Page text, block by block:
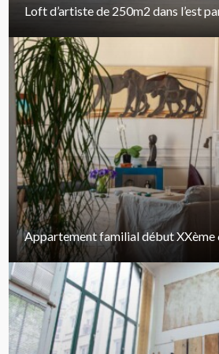
Loft d’artiste de 250m2 dans l’est
Appartement familial début XXème